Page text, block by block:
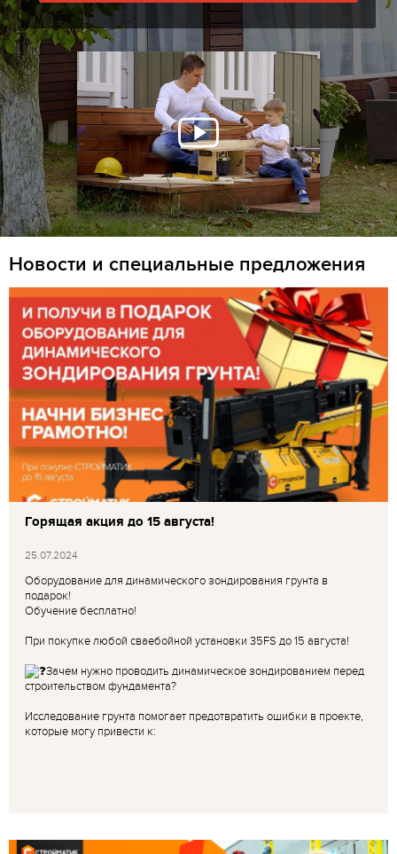
Новости и специальные предложения
Горящая акция до 15 августа!
25.07.2024
Оборудование для динамического зондирования грунта в
подарок!
Обучение бесплатно!
При покупке любой сваебойной установки 35FS до 15 августа!
Зачем нужно проводить динамическое зондированием перед
строительством фундамента?
Исследование грунта помогает предотвратить ошибки в проекте,
которые могу привести к: